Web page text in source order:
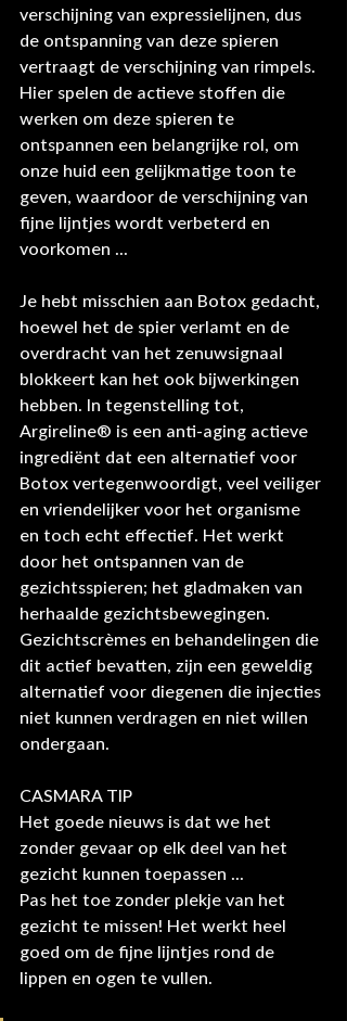
verschijning van expressielijnen, dus
de ontspanning van deze spieren
vertraagt ​​de verschijning van rimpels.
Hier spelen de actieve stoffen die
werken om deze spieren te
ontspannen een belangrijke rol, om
onze huid een gelijkmatige toon te
geven, waardoor de verschijning van
fijne lijntjes wordt verbeterd en
voorkomen ...
Je hebt misschien aan Botox gedacht,
hoewel het de spier verlamt en de
overdracht van het zenuwsignaal
blokkeert kan het ook bijwerkingen
hebben. In tegenstelling tot,
Argireline® is een anti-aging actieve
ingrediënt dat een alternatief voor
Botox vertegenwoordigt, veel veiliger
en vriendelijker voor het organisme
en toch echt effectief. Het werkt
door het ontspannen van de
gezichtsspieren; het gladmaken van
herhaalde gezichtsbewegingen.
Gezichtscrèmes en behandelingen die
dit actief bevatten, zijn een geweldig
alternatief voor diegenen die injecties
niet kunnen verdragen en niet willen
ondergaan.
CASMARA TIP
Het goede nieuws is dat we het
zonder gevaar op elk deel van het
gezicht kunnen toepassen ...
Pas het toe zonder plekje van het
gezicht te missen! Het werkt heel
goed om de fijne lijntjes rond de
lippen en ogen te vullen.